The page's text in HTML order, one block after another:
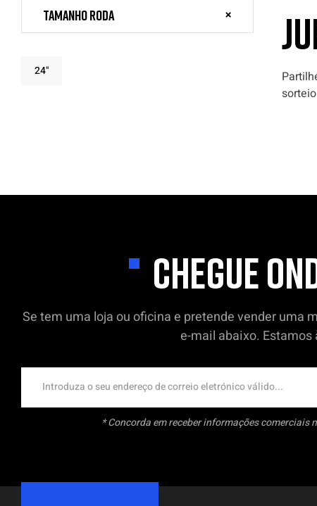
Tamanho roda
24"
CHEGUE
Se tem uma loja ou oficina e pretende vender uma
e-mail abaixo. Estamos
* Concorda em receber informações comerciais